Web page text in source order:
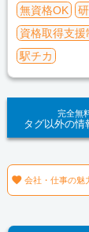
無資格OK
資格取得支援
駅チカ
完全無
タグ以外の情
 会社・仕事の魅